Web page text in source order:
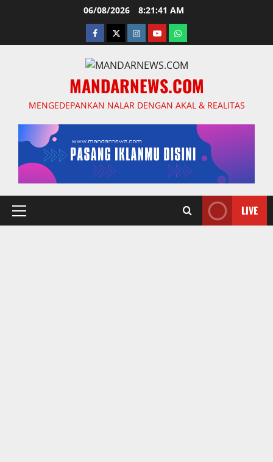
06/08/2026 8:21:42 AM
facebooktwitterinstagram.com
youtubewhatsapp
MANDARNEWS.COM
MENGEDEPANKAN NALAR DENGAN AKAL & REALITAS
Primary
LIVE